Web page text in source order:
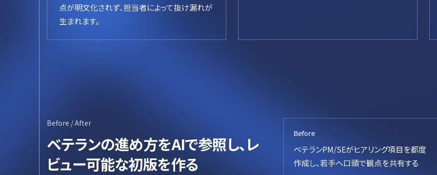
点が明文化されず、担当者によって抜け漏れが
生まれます。
Before / After
ベテランの進め方をAIで参照し、レ
ビュー可能な初版を作る
Before
ベテランPM/SEがヒアリング項目を都度
作成し、若手へ口頭で観点を共有する
1